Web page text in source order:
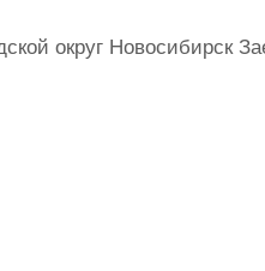
округ Новосибирск